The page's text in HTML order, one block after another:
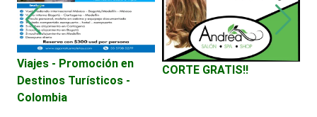
Cibercafés
Clínicas de Belleza
Viajes - Promoción en
Destinos Turísticos -
Colombia
CORTE GRATIS!!